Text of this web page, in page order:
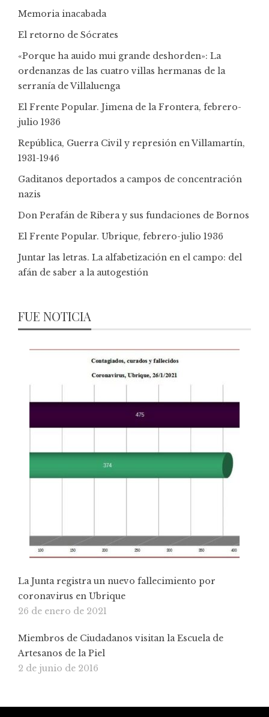
Memoria inacabada
El retorno de Sócrates
«Porque ha auido mui grande deshorden»: La
ordenanzas de las cuatro villas hermanas de la
serranía de Villaluenga
El Frente Popular. Jimena de la Frontera, febrero-
julio 1936
República, Guerra Civil y represión en Villamartín,
1931-1946
Gaditanos deportados a campos de concentración
nazis
Don Perafán de Ribera y sus fundaciones de Bornos
El Frente Popular. Ubrique, febrero-julio 1936
Juntar las letras. La alfabetización en el campo: del
afán de saber a la autogestión
FUE NOTICIA
La Junta registra un nuevo fallecimiento por
coronavirus en Ubrique
26 de enero de 2021
Miembros de Ciudadanos visitan la Escuela de
Artesanos de la Piel
2 de junio de 2016